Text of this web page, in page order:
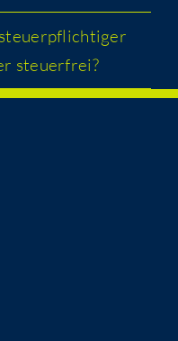
steuerfrei?